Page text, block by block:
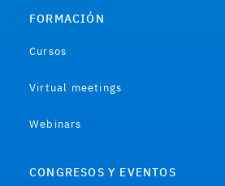
FORMACIÓN
Cursos
Virtual meetings
Webinars
CONGRESOS Y EVENTOS